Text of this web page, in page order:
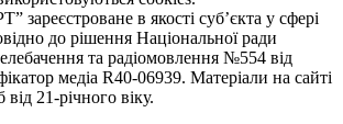
в якості суб’єкта у сфері
до рішення Національної ради
та радіомовлення №554 від
медіа R40-06939. Матеріали на сайті
від 21-річного віку.